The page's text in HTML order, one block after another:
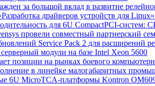
за большой вклад в развитие
драйверов устройств для
для 6U CompactPCI-систем:
провели совместный партнерский
Service Pack 2 для расширений
модули на базе Intel Xeon 5600
позиции на рынках боевого
в линейке малогабаритных
6U MicroTCA-платформы Kontron